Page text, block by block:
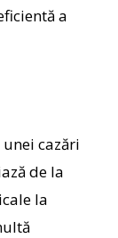
a
cazări
de la
la